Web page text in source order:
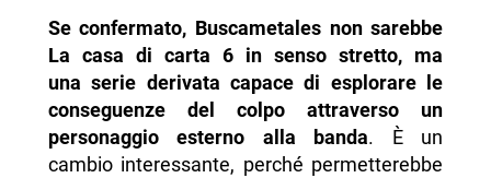
Se confermato, Buscametales non sarebbe
La casa di carta 6 in senso stretto, ma
una serie derivata capace di esplorare le
conseguenze del colpo attraverso un
personaggio esterno alla banda. È un
cambio interessante, perché permetterebbe